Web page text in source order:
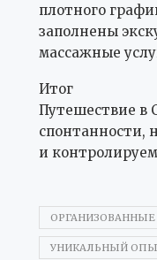
плотного
заполнены
массажные
Итог
Путешествие в
спонтанности,
и
УНИКАЛЬНЫЙ